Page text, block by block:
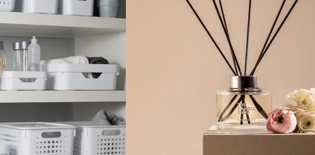
Aromatización